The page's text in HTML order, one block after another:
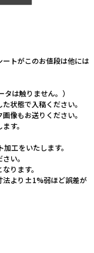
トがこのお値段は他には
は触りません。）
で入稿ください。
お送りください。
。
をいたします。
い。
ます。
り±1%弱ほど誤差が